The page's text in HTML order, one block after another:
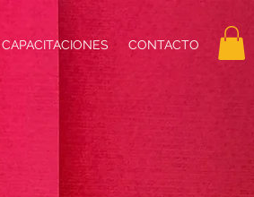
CAPACITACIONES CONTACTO